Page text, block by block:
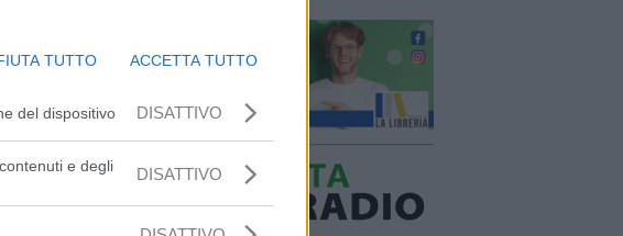
TUTTO ACCETTA TUTTO
del dispositivo DISATTIVO
e degli
DISATTIVO
tempi
in